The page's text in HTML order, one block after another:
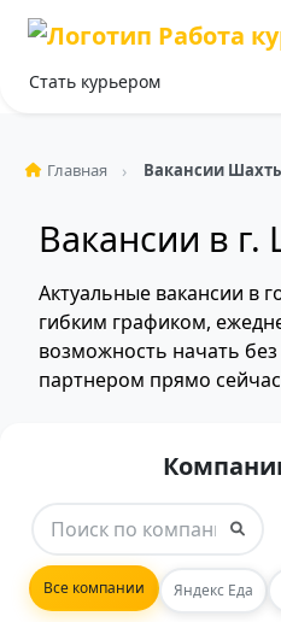
Стать курьером
Главная Вакансии
Вакансии в
Актуальные вакансии в
гибким графиком,
возможность начать
партнером прямо
Все компании Яндекс Еда